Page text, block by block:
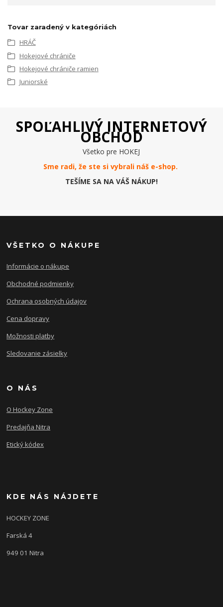
Tovar zaradený v kategóriách
HRÁČ
Hokejové chrániče
Hokejové chrániče ramien
Juniorské
SPOĽAHLIVÝ INTERNETOVÝ
OBCHOD
Všetko pre HOKEJ
Sme radi, že ste si vybrali náš e-shop.
TEŠÍME SA NA VÁŠ NÁKUP!
VŠETKO O NÁKUPE
Informácie o nákupe
Obchodné podmienky
Ochrana osobných údajov
Cena dopravy
Možnosti platby
Sledovanie zásielky
O NÁS
O Hockey Zone
Predajňa Nitra
Etický kódex
KDE NÁS NÁJDETE
HOCKEY ZONE
Farská 4
949 01 Nitra